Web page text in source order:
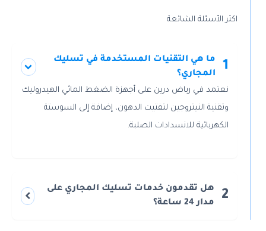
اكثر الأسئلة الشائعة
1
ما هي التقنيات المستخدمة في تسليك
المجاري؟
نعتمد في رياض درين على أجهزة الضغط المائي الهيدروليك
وتقنية النيتروجين لتفتيت الدهون، إضافة إلى السوستة
الكهربائية للانسدادات الصلبة.
2
هل تقدمون خدمات تسليك المجاري على
مدار 24 ساعة؟